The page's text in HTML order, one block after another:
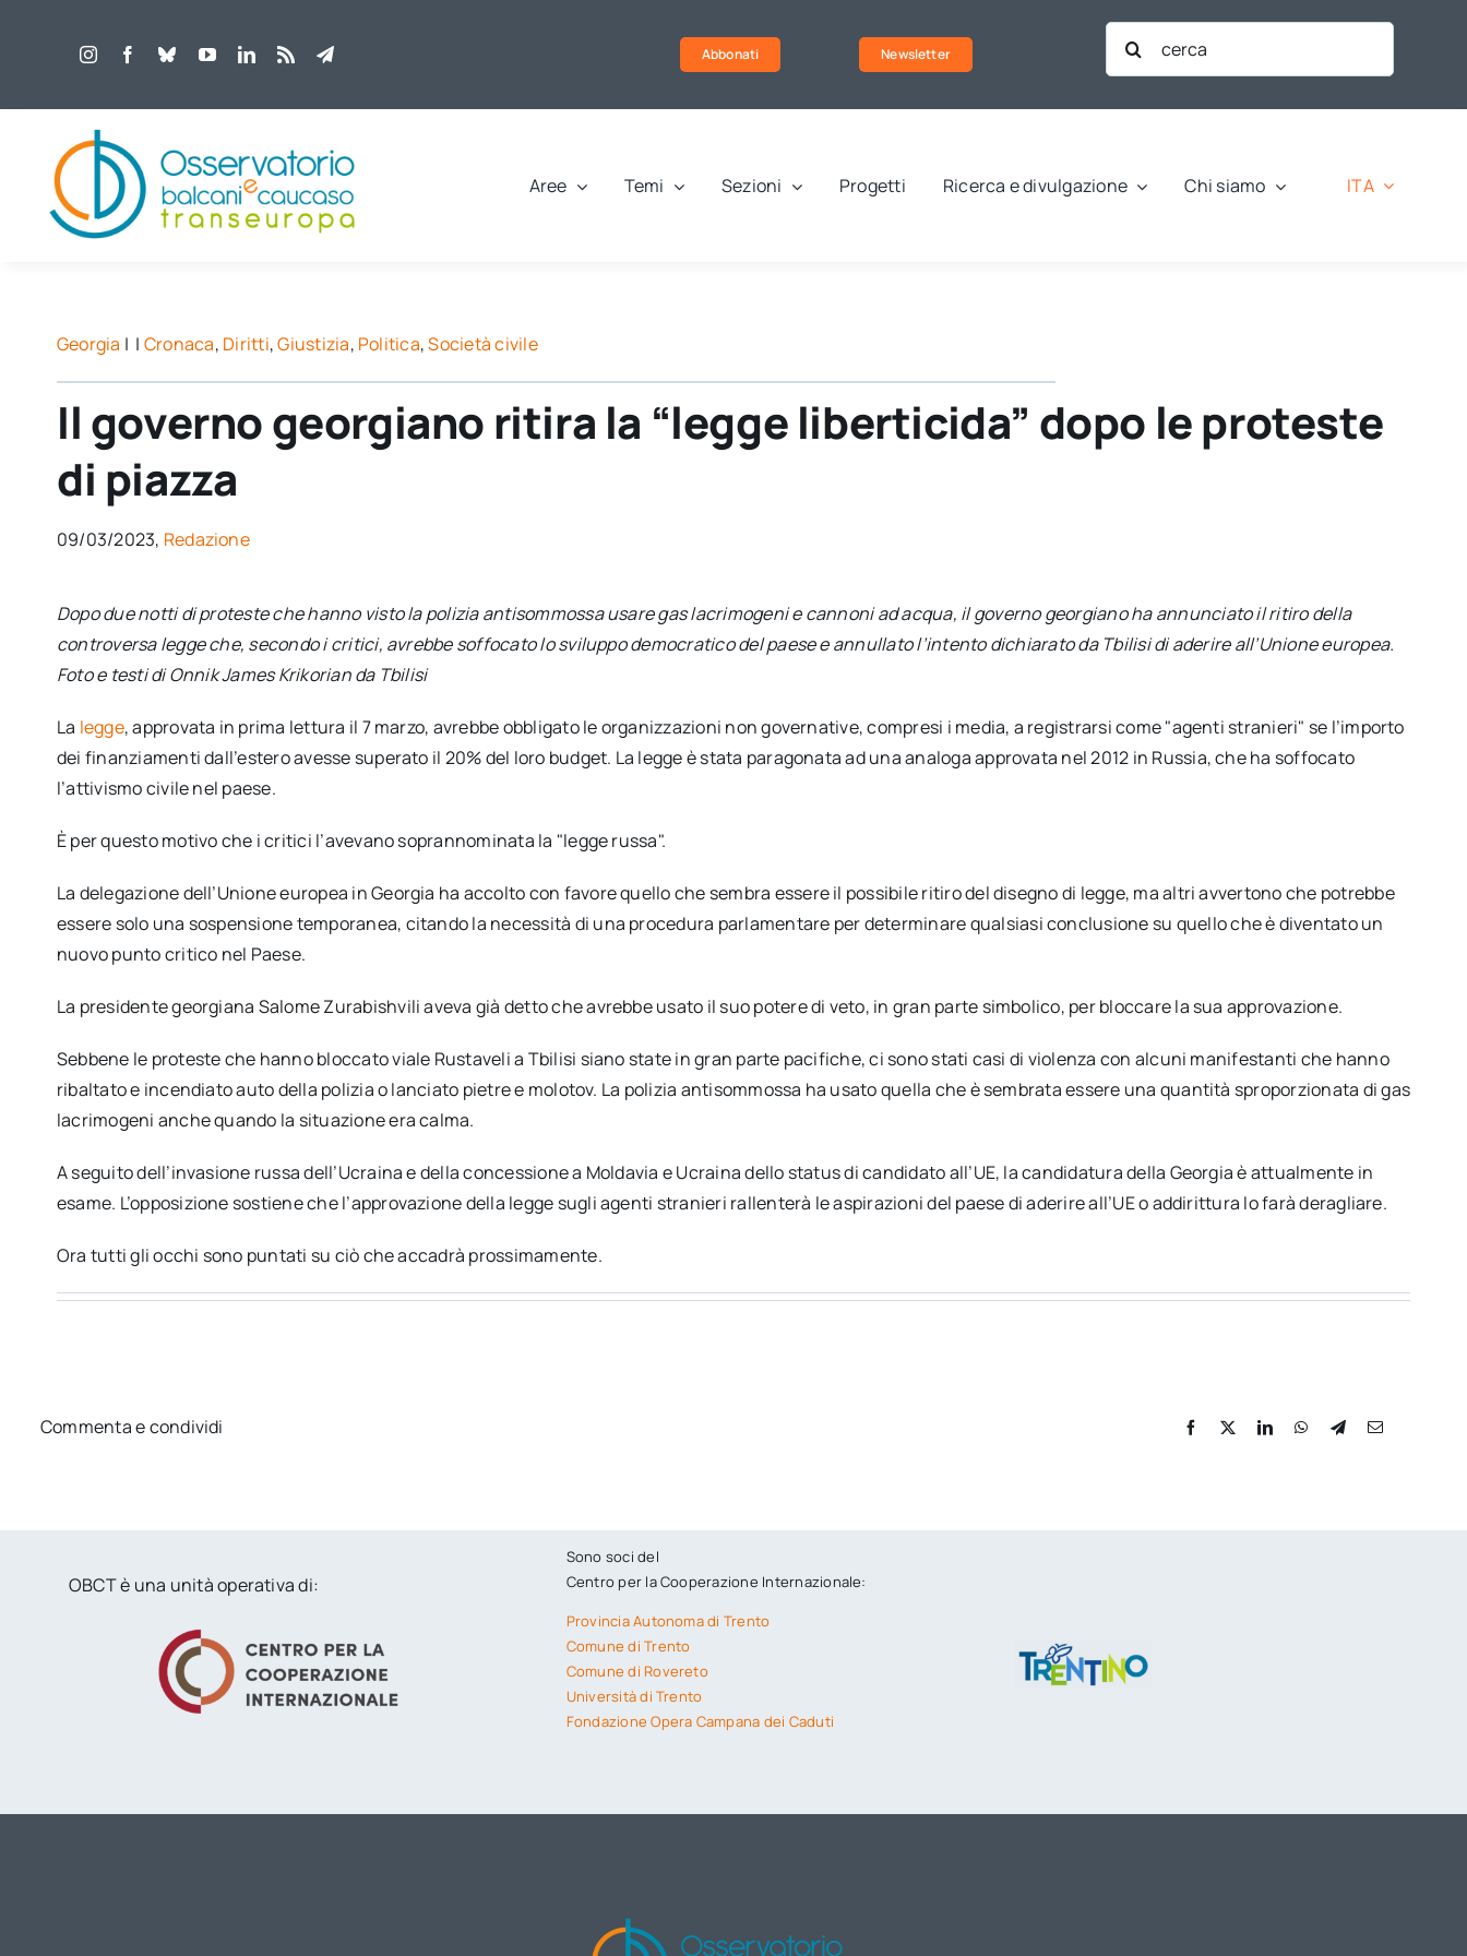
Abbonati Newsletter
Cerca
per:
Aree Temi Sezioni Progetti Ricerca e divulgazione Chi siamo ITA
Georgia | | Cronaca, Diritti,Giustizia, Politica,Società civile
Il governo georgiano ritira la “legge liberticida” dopo le proteste
di piazza
09/03/2023, Redazione
Dopo due notti di proteste che hanno visto la polizia antisommossa usare gas lacrimogeni e cannoni ad acqua, il governo georgiano ha annunciato il ritiro della
controversa legge che, secondo i critici, avrebbe soffocato lo sviluppo democratico del paese e annullato l’intento dichiarato da Tbilisi di aderire all’Unione europea.
Foto e testi di Onnik James Krikorian da Tbilisi
La legge, approvata in prima lettura il 7 marzo, avrebbe obbligato le organizzazioni non governative, compresi i media, a registrarsi come "agenti stranieri" se l’importo
dei finanziamenti dall’estero avesse superato il 20% del loro budget. La legge è stata paragonata ad una analoga approvata nel 2012 in Russia, che ha soffocato
l’attivismo civile nel paese.
È per questo motivo che i critici l’avevano soprannominata la "legge russa".
La delegazione dell’Unione europea in Georgia ha accolto con favore quello che sembra essere il possibile ritiro del disegno di legge, ma altri avvertono che potrebbe
essere solo una sospensione temporanea, citando la necessità di una procedura parlamentare per determinare qualsiasi conclusione su quello che è diventato un
nuovo punto critico nel Paese.
La presidente georgiana Salome Zurabishvili aveva già detto che avrebbe usato il suo potere di veto, in gran parte simbolico, per bloccare la sua approvazione.
Sebbene le proteste che hanno bloccato viale Rustaveli a Tbilisi siano state in gran parte pacifiche, ci sono stati casi di violenza con alcuni manifestanti che hanno
ribaltato e incendiato auto della polizia o lanciato pietre e molotov. La polizia antisommossa ha usato quella che è sembrata essere una quantità sproporzionata di gas
lacrimogeni anche quando la situazione era calma.
A seguito dell’invasione russa dell’Ucraina e della concessione a Moldavia e Ucraina dello status di candidato all’UE, la candidatura della Georgia è attualmente in
esame. L’opposizione sostiene che l’approvazione della legge sugli agenti stranieri rallenterà le aspirazioni del paese di aderire all’UE o addirittura lo farà deragliare.
Ora tutti gli occhi sono puntati su ciò che accadrà prossimamente.
Commenta e condividi
OBCT è una unità operativa di:
Sono soci del
Centro per la Cooperazione Internazionale:
Provincia Autonoma di Trento
Comune di Trento
Comune di Rovereto
Università di Trento
Fondazione Opera Campana dei Caduti